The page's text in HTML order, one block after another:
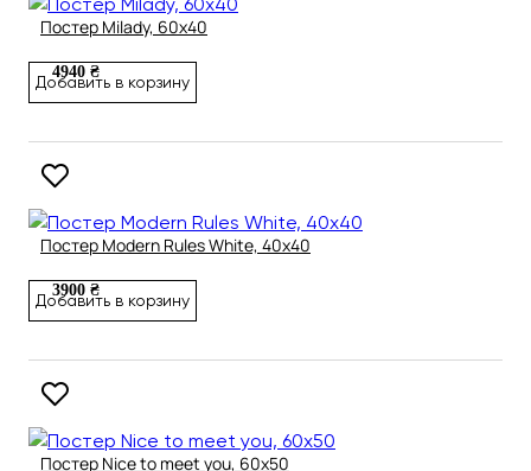
Постер Milady, 60х40
4940 ₴
Добавить в корзину
Постер Modern Rules White, 40х40
3900 ₴
Добавить в корзину
Постер Nice to meet you, 60х50